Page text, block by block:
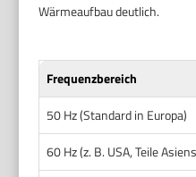
Wärmeaufbau deutlich.
Frequenzbereich
50 Hz (Standard in Europa)
60 Hz (z. B. USA, Teile